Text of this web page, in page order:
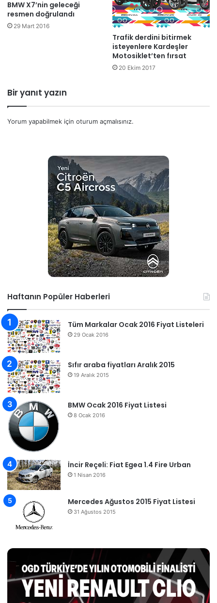
BMW X7’nin geleceği
resmen doğrulandı
29 Mart 2016
Trafik derdini bitirmek
isteyenlere Kardeşler
Motosiklet’ten fırsat
20 Ekim 2017
Bir yanıt yazın
Yorum yapabilmek için oturum açmalısınız.
Haftanın Popüler Haberleri
Tüm Markalar Ocak 2016 Fiyat Listeleri
29 Ocak 2016
Sıfır araba fiyatları Aralık 2015
19 Aralık 2015
BMW Ocak 2016 Fiyat Listesi
8 Ocak 2016
İncir Reçeli: Fiat Egea 1.4 Fire Urban
1 Nisan 2016
Mercedes Ağustos 2015 Fiyat Listesi
31 Ağustos 2015